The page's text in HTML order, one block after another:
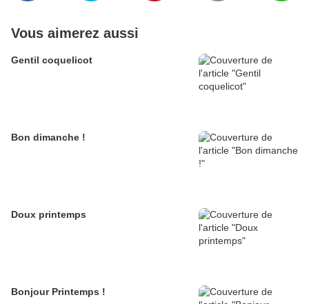
Vous aimerez aussi
Gentil coquelicot
Bon dimanche !
Doux printemps
Bonjour Printemps !